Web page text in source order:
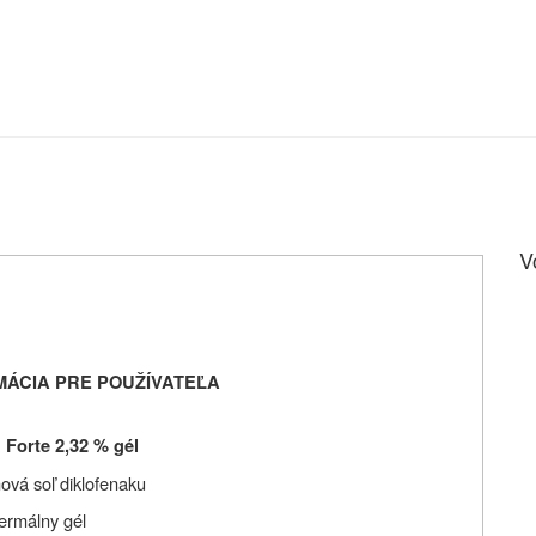
PRE POUŽÍVATEĽA
Forte 2,32 % gél
soľ diklofenaku
gél